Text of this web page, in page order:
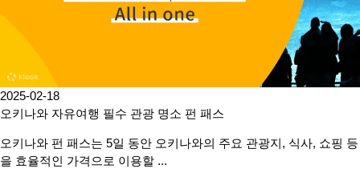
2025-02-18
오키나와 자유여행 필수 관광 명소 펀 패스
오키나와 펀 패스는 5일 동안 오키나와의 주요 관광지, 식사, 쇼핑 등
을 효율적인 가격으로 이용할 ...